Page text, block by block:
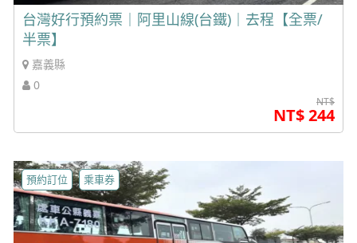
台灣好行預約票｜阿里山線(台鐵)｜去程【全票/
半票】
嘉義縣
0
NT$
NT$ 244
預約訂位 乘車券